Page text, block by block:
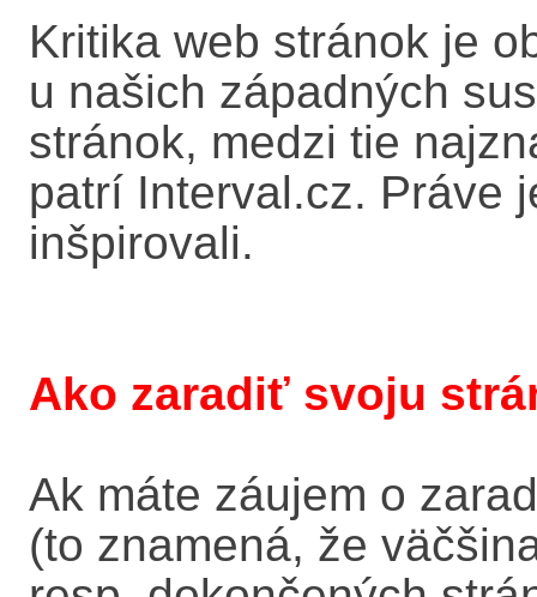
Kritika web stránok je
u našich západných
stránok, medzi tie
patrí Interval.cz. Práve
inšpirovali.
Ako zaradiť svoju
Ak máte záujem o
(to znamená, že